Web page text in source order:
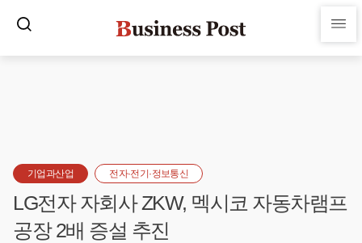
기업과산업 전자·전기·정보통신
LG전자 자회사 ZKW, 멕시코 자동차램프
공장 2배 증설 추진